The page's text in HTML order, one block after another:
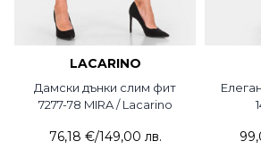
LACARINO
Дамски дънки слим фит
7277-78 MIRA / Lacarino
76,18 €/149,00 лв.